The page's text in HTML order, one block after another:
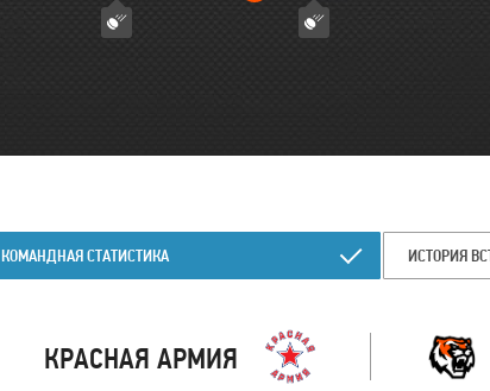
КОМАНДНАЯ СТАТИСТИКА ИСТОРИЯ
КРАСНАЯ АРМИЯ